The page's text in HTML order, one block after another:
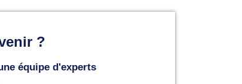
?
équipe d'experts